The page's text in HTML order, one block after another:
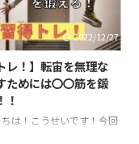
る意識・正しい方法・上
のレパートリーをご紹介し
ます！ スクワットと
半身を垂直に伸ばしたまま
屈伸運動です。一日に数
いほど椅子に座ったり・
りを行なっていますが、こ
2022/12/27
レ！】転宙を無理な
ためには〇〇筋を鍛
！
ちは！こうせいです！今回